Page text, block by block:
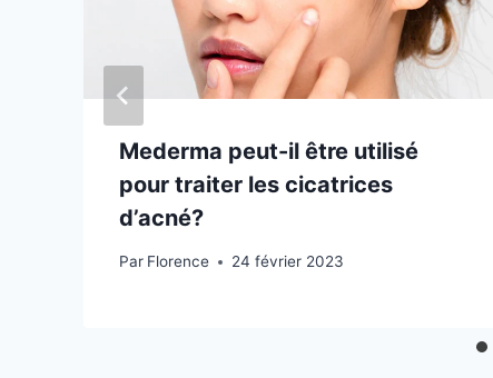
Mederma peut-il être utilisé
pour traiter les cicatrices
d’acné?
Par Florence 24 février 2023